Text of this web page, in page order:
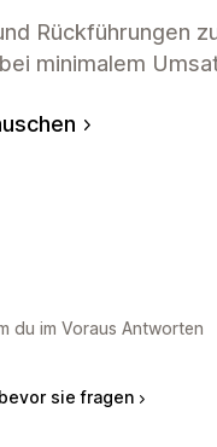
Rückführungen
minimalem
du im Voraus Antworten
sie fragen